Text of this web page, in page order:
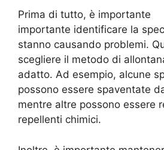
Prima di tutto, è importante
importante identificare la
stanno causando problemi.
scegliere il metodo di
adatto. Ad esempio, alcune
possono essere spaventate
mentre altre possono essere
repellenti chimici.